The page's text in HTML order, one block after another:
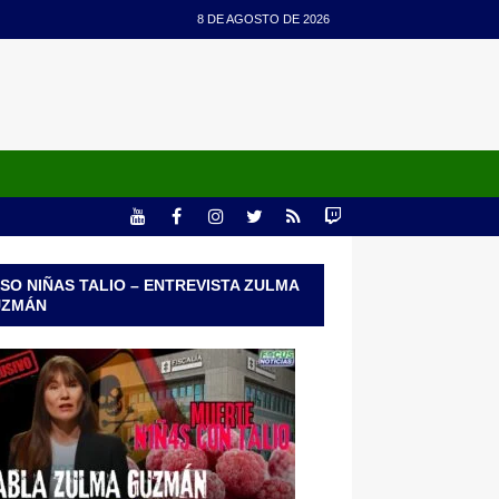
8 DE AGOSTO DE 2026
NIÑAS TALIO – ENTREVISTA ZULMA